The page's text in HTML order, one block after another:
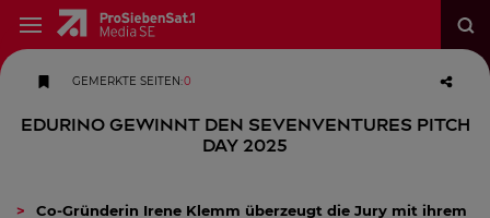
GEMERKTE SEITEN:0
EDURINO gewinnt den SevenVentures Pitch
Day 2025
Co-Gründerin Irene Klemm überzeugt die Jury mit ihrem